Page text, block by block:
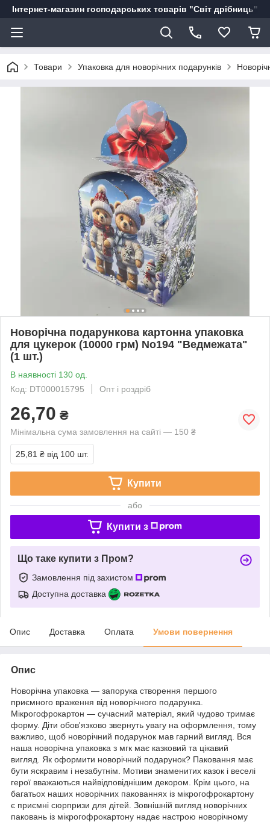
Інтернет-магазин господарських товарів "Світ дрібниць"
Товари Упаковка для новорічних подарунків
Новорічна подарункова картонна упаковка
для цукерок (10000 грм) No194 "Ведмежата"
(1 шт.)
В наявності 130 од.
Код: DT000015795
Опт і роздріб
26,70 ₴
Мінімальна сума замовлення на сайті — 150 ₴
25,81 ₴ від 100 шт.
Купити
або
Купити з
Що таке купити з Пром?
Замовлення під захистом
Доступна доставка
Опис Доставка Оплата Умови повернення
Опис
Новорічна упаковка — запорука створення першого
приємного враження від новорічного подарунка.
Мікрогофрокартон — сучасний матеріал, який чудово тримає
форму. Діти обов'язково звернуть увагу на оформлення, тому
важливо, щоб новорічний подарунок мав гарний вигляд. Вся
наша новорічна упаковка з мгк має казковий та цікавий
вигляд. Як оформити новорічний подарунок? Паковання має
бути яскравим і незабутнім. Мотиви знаменитих казок і веселі
герої вважаються найвідповіднішим декором. Крім цього, на
багатьох наших новорічних пакованнях із мікрогофрокартону
є приємні сюрпризи для дітей. Зовнішній вигляд новорічних
паковань із мікрогофрокартону надає настрою новорічному